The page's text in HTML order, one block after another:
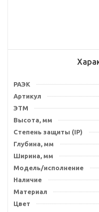
РАЭК
Артикул
ЭТМ
Высота, мм
Степень защиты (IP)
Глубина, мм
Ширина, мм
Модель/исполнение
Наличие
Материал
Цвет